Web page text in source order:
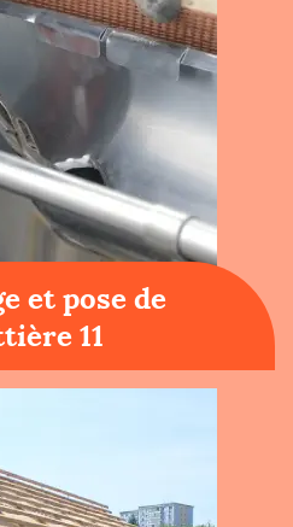
et pose de
11